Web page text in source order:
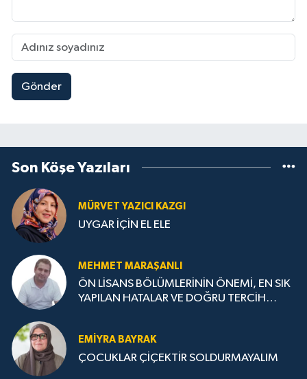
Gönder
Son Köşe Yazıları
MÜRVET YAZICI KAZGI
UYGAR İÇİN EL ELE
MEHMET MARAŞANLI
ÖN LİSANS BÖLÜMLERİNİN ÖNEMİ, EN SIK
YAPILAN HATALAR VE DOĞRU TERCİH
EMIYRA BAYRAK
ÇOCUKLAR ÇİÇEKTİR SOLDURMAYALIM